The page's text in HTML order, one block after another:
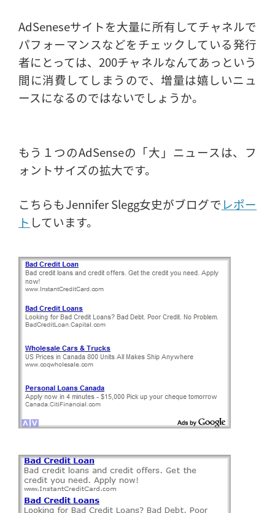
AdSeneseサイトを大量に所有してチャネルで
パフォーマンスなどをチェックしている発行
者にとっては、200チャネルなんてあっという
間に消費してしまうので、増量は嬉しいニュ
ースになるのではないでしょうか。
もう１つのAdSenseの「大」ニュースは、フ
ォントサイズの拡大です。
こちらもJennifer Slegg女史がブログで レポー
ト しています。